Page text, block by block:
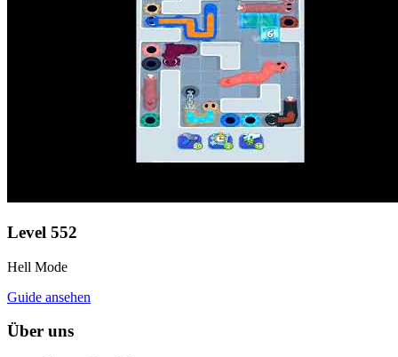
Level 552
Hell Mode
Guide ansehen
Über uns